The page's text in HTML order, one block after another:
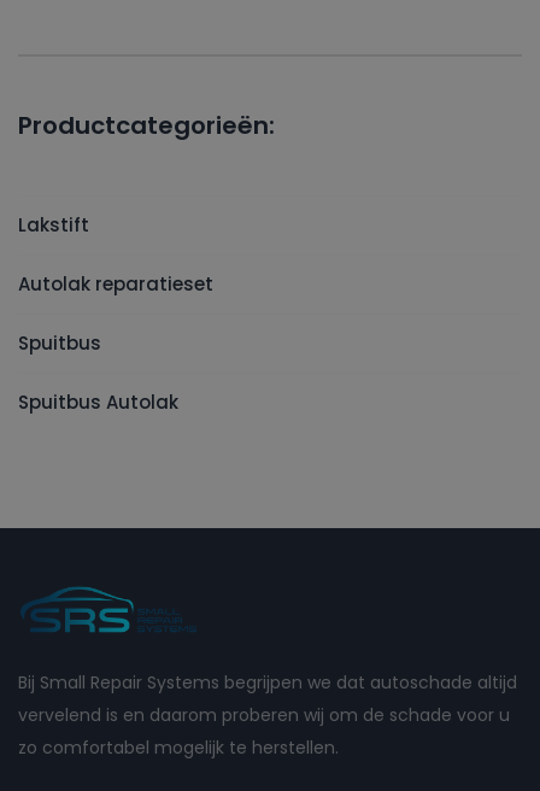
Productcategorieën:
Lakstift
Autolak reparatieset
Spuitbus
Spuitbus Autolak
Bij Small Repair Systems begrijpen we dat autoschade altijd
vervelend is en daarom proberen wij om de schade voor u
zo comfortabel mogelijk te herstellen.